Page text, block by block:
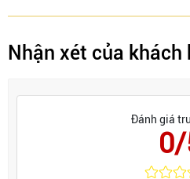
• Bảo quản đồ dùng tốt hơn:
gian khi nấu ăn.
Nhận xét của khách
Đánh giá